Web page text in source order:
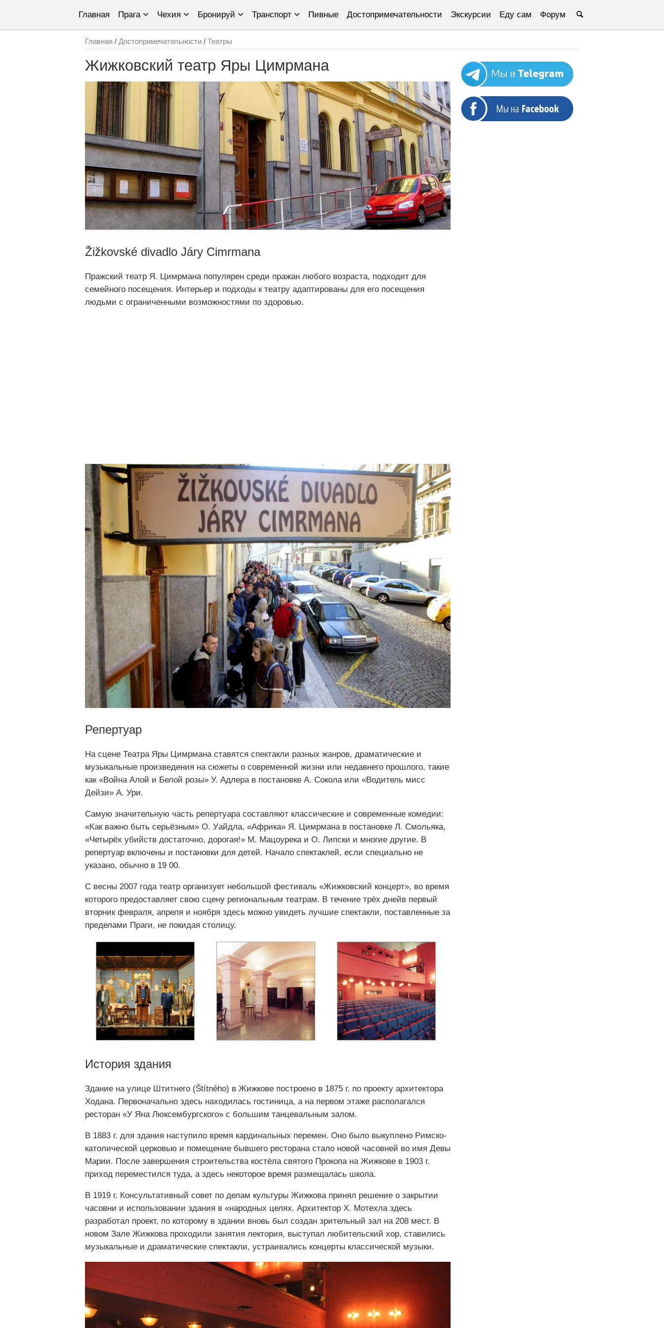
Главная Прага Чехия Бронируй Транспорт Пивные Достопримечательности Экскурсии Еду сам Форум
Главная / Достопримечательности / Театры
Жижковский театр Яры Цимрмана
Žižkovské divadlo Járy Cimrmana
Пражский театр Я. Цимрмана популярен среди пражан любого возраста, подходит для
семейного посещения. Интерьер и подходы к театру адаптированы для его посещения
людьми с ограниченными возможностями по здоровью.
Репертуар
На сцене Театра Яры Цимрмана ставятся спектакли разных жанров, драматические и
музыкальные произведения на сюжеты о современной жизни или недавнего прошлого, такие
как «Война Алой и Белой розы» У. Адлера в постановке А. Сокола или «Водитель мисс
Дейзи» А. Ури.
Самую значительную часть репертуара составляют классические и современные комедии:
«Как важно быть серьёзным» О. Уайдла, «Африка» Я. Цимрмана в постановке Л. Смольяка,
«Четырёх убийств достаточно, дорогая!» М. Мацоурека и О. Липски и многие другие. В
репертуар включены и постановки для детей. Начало спектаклей, если специально не
указано, обычно в 19 00.
С весны 2007 года театр организует небольшой фестиваль «Жижковский концерт», во время
которого предоставляет свою сцену региональным театрам. В течение трёх днейв первый
вторник февраля, апреля и ноября здесь можно увидеть лучшие спектакли, поставленные за
пределами Праги, не покидая столицу.
История здания
Здание на улице Штитнего (Štítného) в Жижкове построено в 1875 г. по проекту архитектора
Ходана. Первоначально здесь находилась гостиница, а на первом этаже располагался
ресторан «У Яна Люксембургского» с большим танцевальным залом.
В 1883 г. для здания наступило время кардинальных перемен. Оно было выкуплено Римско-
католической церковью и помещение бывшего ресторана стало новой часовней во имя Девы
Марии. После завершения строительства костёла святого Прокопа на Жижкове в 1903 г.
приход переместился туда, а здесь некоторое время размещалась школа.
В 1919 г. Консультативный совет по делам культуры Жижкова принял решение о закрытии
часовни и использовании здания в «народных целях. Архитектор Х. Мотехла здесь
разработал проект, по которому в здании вновь был создан зрительный зал на 208 мест. В
новом Зале Жижкова проходили занятия лектория, выступал любительский хор, ставились
музыкальные и драматические спектакли, устраивались концерты классической музыки.